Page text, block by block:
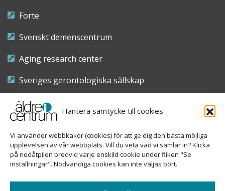
Hantera samtycke till cookies
Vi använder webbkakor (cookies) för att ge dig den bästa möjliga
upplevelsen av vår webbplats. Vill du veta vad vi samlar in? Klicka
på nedåtpilen bredvid varje enskild cookie under fliken "Se
inställningar". Nödvändiga cookies kan inte väljas bort.
Forte
Svenskt demenscentrum
Aging research center
Sveriges gerontologiska sällskap
Riksföreningen för sjuksköterskor inom äldre- och
demensvård
Nationellt kompetenscentrum anhöriga